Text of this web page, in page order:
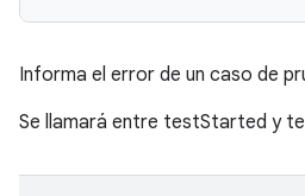
Informa el error de un caso de
Se llamará entre testStarted y